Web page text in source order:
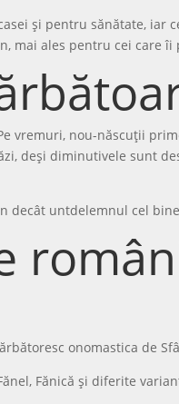
și pentru sănătate,
mai ales pentru cei care îi
vremuri, nou-născuții
deși diminutivele sunt
decât untdelemnul cel
onomastica de
Fănică și diferite